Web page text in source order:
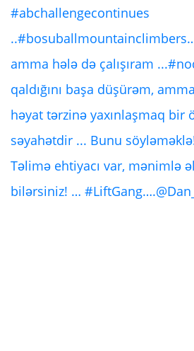
#abchallengecontinues
amma hələ də çalışıram
qaldığını başa düşürəm,
həyat tərzinə yaxınlaşmaq bir
səyahətdir ... Bunu
Təlimə ehtiyacı var, mənimlə
bilərsiniz! …